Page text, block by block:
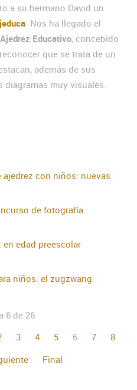
a su hermano David un
. Nos ha llegado el
Educativo, concebido
que se trata de un
además de sus
muy visuales.
ajedrez con niños: nuevas
de fotografía
edad preescolar
niños: el zugzwang
6 de 26
3 4 5 6 7
8
Final